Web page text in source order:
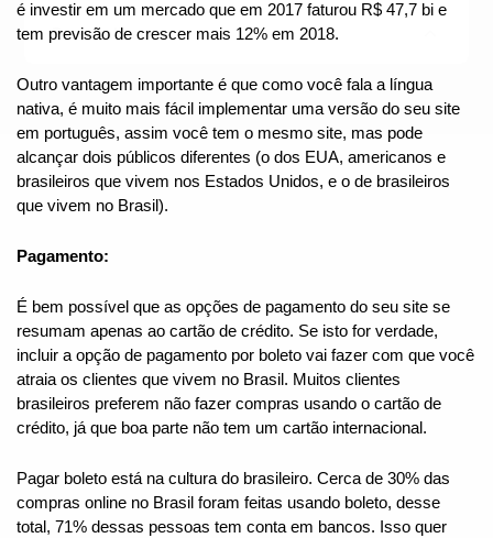
é investir em um mercado que em 2017 faturou R$ 47,7 bi e
tem previsão de crescer mais 12% em 2018.
Outro vantagem importante é que como você fala a língua
nativa, é muito mais fácil implementar uma versão do seu site
em português, assim você tem o mesmo site, mas pode
alcançar dois públicos diferentes (o dos EUA, americanos e
brasileiros que vivem nos Estados Unidos, e o de brasileiros
que vivem no Brasil).
Pagamento:
É bem possível que as opções de pagamento do seu site se
resumam apenas ao cartão de crédito. Se isto for verdade,
incluir a opção de pagamento por boleto vai fazer com que você
atraia os clientes que vivem no Brasil. Muitos clientes
brasileiros preferem não fazer compras usando o cartão de
crédito, já que boa parte não tem um cartão internacional.
Pagar boleto está na cultura do brasileiro. Cerca de 30% das
compras online no Brasil foram feitas usando boleto, desse
total, 71% dessas pessoas tem conta em bancos. Isso quer
Personalizar